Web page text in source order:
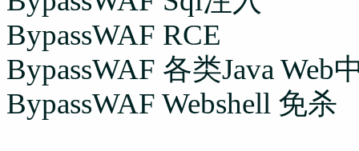
BypassWAF RCE
BypassWAF 各类Java
BypassWAF Webshell 免杀